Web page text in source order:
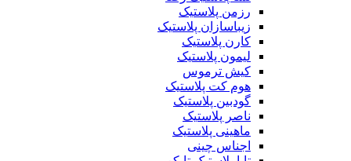
رزمن پلاستیک
زیباسازان پلاستیک
کارن پلاستیک
لیمون پلاستیک
کیش ترموس
هوم کت پلاستیک
گودبین پلاستیک
ناصر پلاستیک
ماهینی پلاستیک
اجناس چینی